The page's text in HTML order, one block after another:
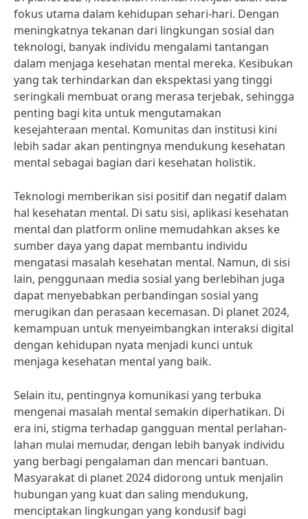
fokus utama dalam kehidupan sehari-hari. Dengan
meningkatnya tekanan dari lingkungan sosial dan
teknologi, banyak individu mengalami tantangan
dalam menjaga kesehatan mental mereka. Kesibukan
yang tak terhindarkan dan ekspektasi yang tinggi
seringkali membuat orang merasa terjebak, sehingga
penting bagi kita untuk mengutamakan
kesejahteraan mental. Komunitas dan institusi kini
lebih sadar akan pentingnya mendukung kesehatan
mental sebagai bagian dari kesehatan holistik.
Teknologi memberikan sisi positif dan negatif dalam
hal kesehatan mental. Di satu sisi, aplikasi kesehatan
mental dan platform online memudahkan akses ke
sumber daya yang dapat membantu individu
mengatasi masalah kesehatan mental. Namun, di sisi
lain, penggunaan media sosial yang berlebihan juga
dapat menyebabkan perbandingan sosial yang
merugikan dan perasaan kecemasan. Di planet 2024,
kemampuan untuk menyeimbangkan interaksi digital
dengan kehidupan nyata menjadi kunci untuk
menjaga kesehatan mental yang baik.
Selain itu, pentingnya komunikasi yang terbuka
mengenai masalah mental semakin diperhatikan. Di
era ini, stigma terhadap gangguan mental perlahan-
lahan mulai memudar, dengan lebih banyak individu
yang berbagi pengalaman dan mencari bantuan.
Masyarakat di planet 2024 didorong untuk menjalin
hubungan yang kuat dan saling mendukung,
menciptakan lingkungan yang kondusif bagi